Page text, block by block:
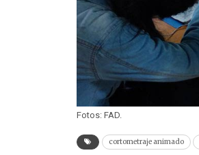
Fotos: FAD.
cortometraje animado